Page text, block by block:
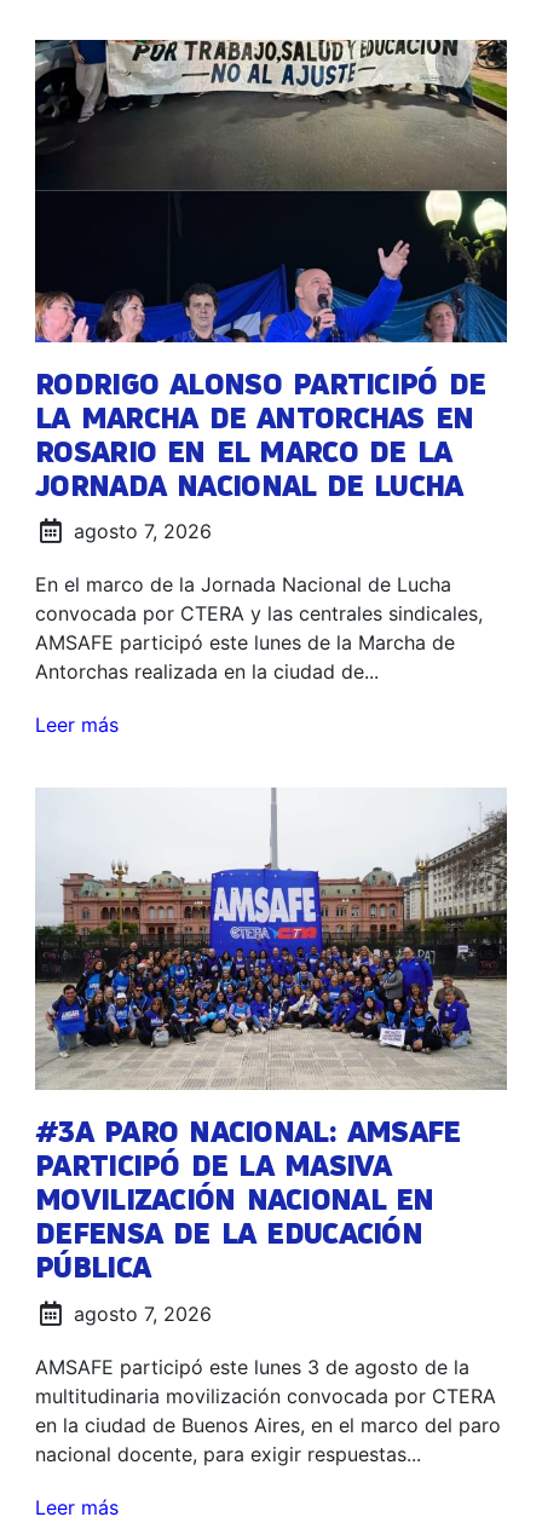
RODRIGO ALONSO PARTICIPÓ DE
LA MARCHA DE ANTORCHAS EN
ROSARIO EN EL MARCO DE LA
JORNADA NACIONAL DE LUCHA
agosto 7, 2026
En el marco de la Jornada Nacional de Lucha
convocada por CTERA y las centrales sindicales,
AMSAFE participó este lunes de la Marcha de
Antorchas realizada en la ciudad de...
Leer más
#3A PARO NACIONAL: AMSAFE
PARTICIPÓ DE LA MASIVA
MOVILIZACIÓN NACIONAL EN
DEFENSA DE LA EDUCACIÓN
PÚBLICA
agosto 7, 2026
AMSAFE participó este lunes 3 de agosto de la
multitudinaria movilización convocada por CTERA
en la ciudad de Buenos Aires, en el marco del paro
nacional docente, para exigir respuestas...
Leer más